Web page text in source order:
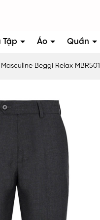
Tập Áo Quần
Beggi Relax MBR501